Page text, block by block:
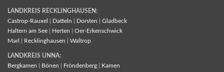
LANDKREIS RECKLINGHAUSEN:
Castrop-Rauxel
Datteln Dorsten
Gladbeck
Haltern am See
Herten
Oer-Erkenschwick
Marl
Recklinghausen Waltrop
LANDKREIS UNNA:
Bergkamen
Bönen Fröndenberg
Kamen